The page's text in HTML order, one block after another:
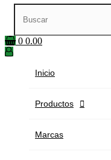
0 0.00
Inicio
Productos 
Marcas